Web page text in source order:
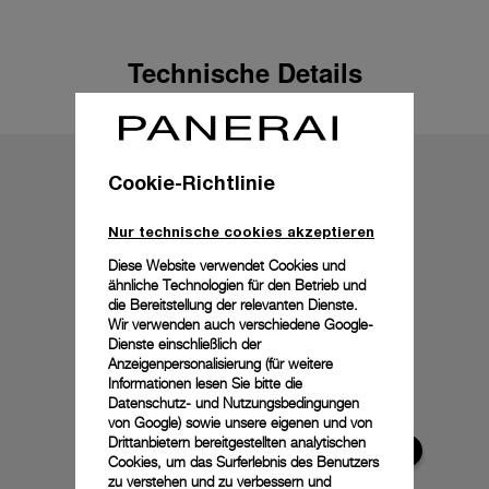
Technische Details
Cookie-Richtlinie
Nur technische cookies akzeptieren
Diese Website verwendet Cookies und
ähnliche Technologien für den Betrieb und
die Bereitstellung der relevanten Dienste.
Wir verwenden auch verschiedene Google-
Dienste einschließlich der
Anzeigenpersonalisierung (für weitere
Informationen lesen Sie bitte die
Datenschutz- und Nutzungsbedingungen
von Google) sowie unsere eigenen und von
Drittanbietern bereitgestellten analytischen
Cookies, um das Surferlebnis des Benutzers
zu verstehen und zu verbessern und